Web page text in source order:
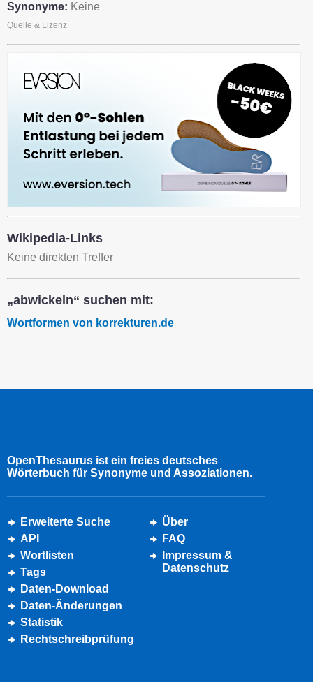
Synonyme: Keine
Quelle & Lizenz
Wikipedia-Links
Keine direkten Treffer
„abwickeln“ suchen mit:
Wortformen von korrekturen.de
OpenThesaurus ist ein freies deutsches
Wörterbuch für Synonyme und Assoziationen.
Erweiterte Suche
API
Wortlisten
Tags
Daten-Download
Daten-Änderungen
Statistik
Rechtschreibprüfung
Über
FAQ
Impressum &
Datenschutz